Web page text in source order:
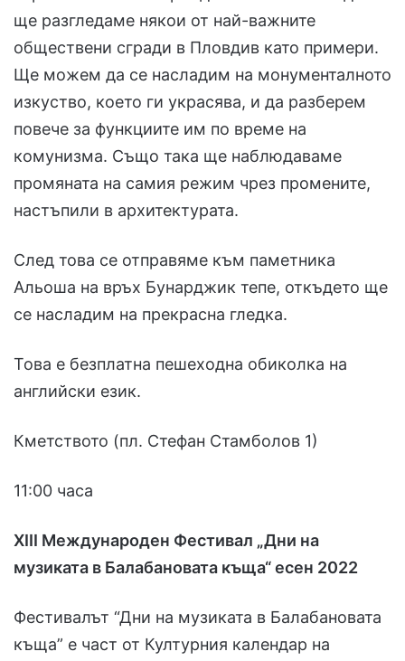
ще разгледаме някои от най-важните
обществени сгради в Пловдив като примери.
Ще можем да се насладим на монументалното
изкуство, което ги украсява, и да разберем
повече за функциите им по време на
комунизма. Също така ще наблюдаваме
промяната на самия режим чрез промените,
настъпили в архитектурата.
След това се отправяме към паметника
Альоша на връх Бунарджик тепе, откъдето ще
се насладим на прекрасна гледка.
Това е безплатна пешеходна обиколка на
английски език.
Кметството (пл. Стефан Стамболов 1)
11:00 часа
XIII Международен Фестивал „Дни на
музиката в Балабановата къща“ есен 2022
Фестивалът “Дни на музиката в Балабановата
къща” е част от Културния календар на